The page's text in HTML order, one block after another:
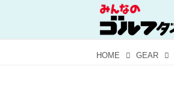
HOME GEAR